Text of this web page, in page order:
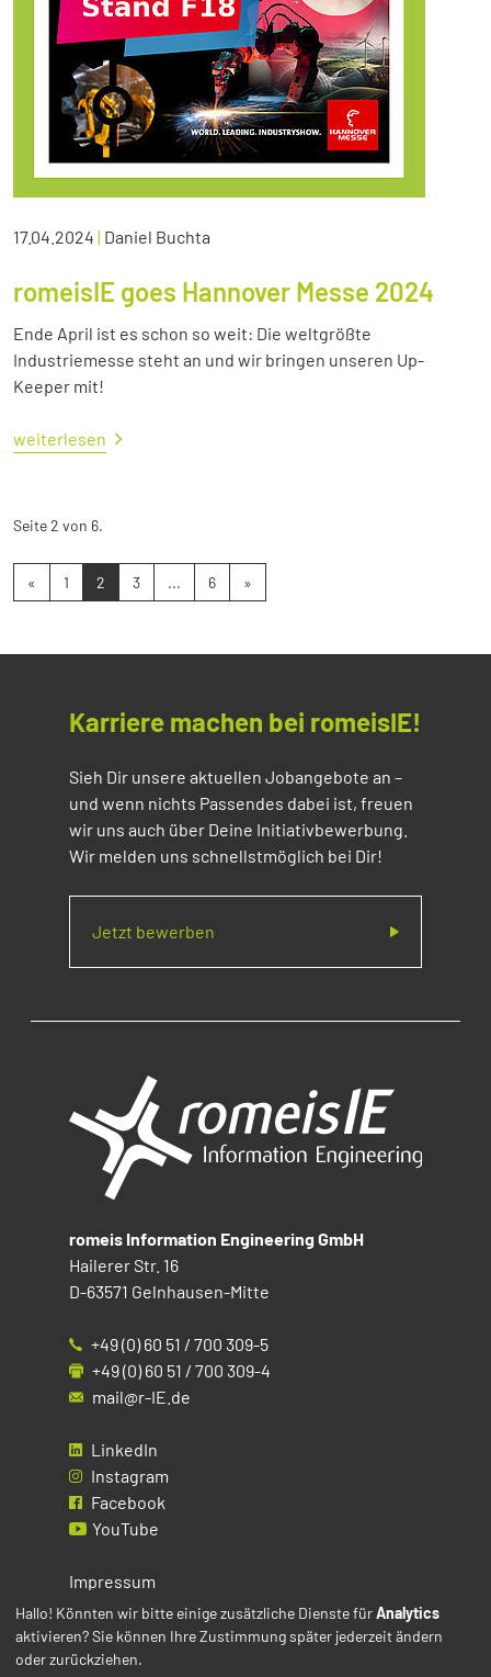
17.04.2024 | Daniel Buchta
romeisIE goes Hannover Messe 2024
Ende April ist es schon so weit: Die weltgrößte
Industriemesse steht an und wir bringen unseren Up-
Keeper mit!
weiterlesen
Seite 2 von 6.
« 1 2 3 ... 6 »
Karriere machen bei romeisIE!
Sieh Dir unsere aktuellen Jobangebote an –
und wenn nichts Passendes dabei ist, freuen
wir uns auch über Deine Initiativbewerbung.
Wir melden uns schnellstmöglich bei Dir!
Jetzt bewerben
romeis Information Engineering GmbH
Hailerer Str. 16
D-63571 Gelnhausen-Mitte
+49 (0) 60 51 / 700 309-5
+49 (0) 60 51 / 700 309-4
mail@r-IE.de
LinkedIn
Instagram
Facebook
YouTube
Impressum
Datenschutz
Cookies
Hallo! Könnten wir bitte einige zusätzliche Dienste fürAnalytics
aktivieren? Sie können Ihre Zustimmung später jederzeit ändern
oder zurückziehen.